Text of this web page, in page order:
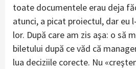
toate documentele erau deja
atunci, a picat proiectul, dar eu
lor. După care am zis aşa: o să
biletului după ce văd că
lua deciziile corecte. Nu